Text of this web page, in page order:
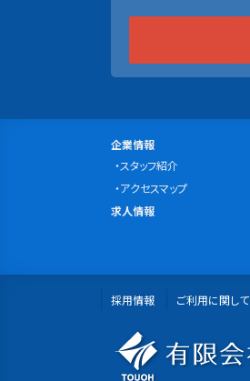
サ
イ
ト
会
社
案
内
企業情報
スタッフ紹介
アクセスマップ
求
報
求人情報
採用情報 ご利用に関して